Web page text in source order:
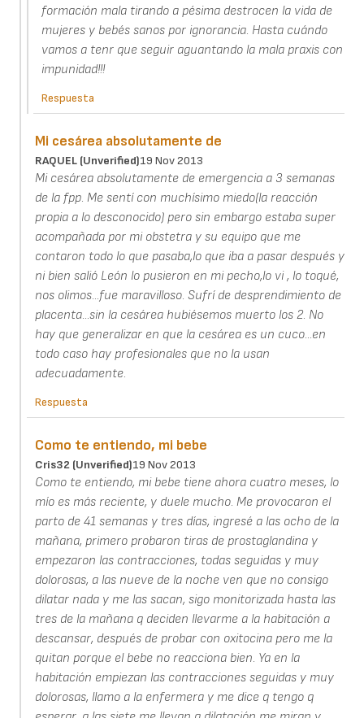
formación mala tirando a pésima destrocen la vida de
mujeres y bebés sanos por ignorancia. Hasta cuándo
vamos a tenr que seguir aguantando la mala praxis con
impunidad!!!
Respuesta
Mi cesárea absolutamente de
RAQUEL (unverified)19 Nov 2013
Mi cesárea absolutamente de emergencia a 3 semanas
de la fpp. Me sentí con muchísimo miedo(la reacción
propia a lo desconocido) pero sin embargo estaba super
acompañada por mi obstetra y su equipo que me
contaron todo lo que pasaba,lo que iba a pasar después y
ni bien salió León lo pusieron en mi pecho,lo vi , lo toqué,
nos olimos...fue maravilloso. Sufrí de desprendimiento de
placenta...sin la cesárea hubiésemos muerto los 2. No
hay que generalizar en que la cesárea es un cuco...en
todo caso hay profesionales que no la usan
adecuadamente.
Respuesta
Como te entiendo, mi bebe
Cris32 (unverified)19 Nov 2013
Como te entiendo, mi bebe tiene ahora cuatro meses, lo
mío es más reciente, y duele mucho. Me provocaron el
parto de 41 semanas y tres días, ingresé a las ocho de la
mañana, primero probaron tiras de prostaglandina y
empezaron las contracciones, todas seguidas y muy
dolorosas, a las nueve de la noche ven que no consigo
dilatar nada y me las sacan, sigo monitorizada hasta las
tres de la mañana q deciden llevarme a la habitación a
descansar, después de probar con oxitocina pero me la
quitan porque el bebe no reacciona bien. Ya en la
habitación empiezan las contracciones seguidas y muy
dolorosas, llamo a la enfermera y me dice q tengo q